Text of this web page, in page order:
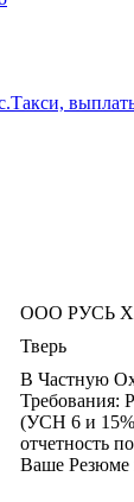
ООО РУСЬ
Тверь
В Частную
Требования:
(УСН 6 и
отчетность
Ваше Резюме